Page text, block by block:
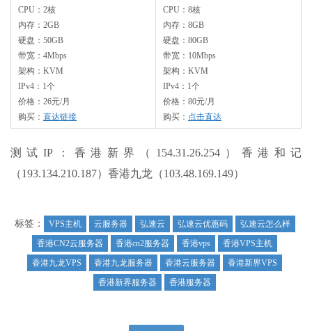
CPU：2核
内存：2GB
硬盘：50GB
带宽：4Mbps
架构：KVM
IPv4：1个
价格：26元/月
购买： 直达链接
CPU：8核
内存：8GB
硬盘：80GB
带宽：10Mbps
架构：KVM
IPv4：1个
价格：80元/月
购买： 点击直达
测试IP：香港新界（154.31.26.254）香港和记
（193.134.210.187）香港九龙（103.48.169.149）
标签： VPS主机 云服务器 弘速云 弘速云优惠码
弘速云怎么样
香港CN2云服务器
香港cn2服务器 香港vps
香港VPS主机
香港九龙VPS
香港九龙服务器 香港云服务器
香港新界VPS
香港新界服务器
香港服务器